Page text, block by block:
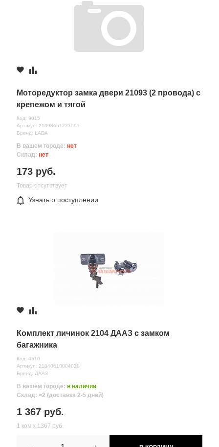
Комментарий
Моторедуктор замка двери 21093 (2 провода) с
крепежом и тягой
Код: 9015
Артикул: 21093651221001
Бренд: LADA
В вашем городе: нет
Склад: нет
173 руб.
Товар отсутствует
Узнать о поступлении
Комплект личинок 2104 ДААЗ с замком
багажника
Код: 4510
Артикул: 21040610004020
Бренд: ДААЗ
В вашем городе: в наличии
Склад: >2 (доставка 2-5 дней)
1 367 руб.
1 ком х 1367 руб.